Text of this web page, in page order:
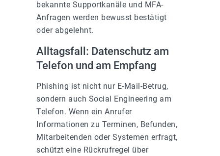
bekannte Supportkanäle und MFA-
Anfragen werden bewusst bestätigt
oder abgelehnt.
Alltagsfall: Datenschutz am
Telefon und am Empfang
Phishing ist nicht nur E-Mail-Betrug,
sondern auch Social Engineering am
Telefon. Wenn ein Anrufer
Informationen zu Terminen, Befunden,
Mitarbeitenden oder Systemen erfragt,
schützt eine Rückrufregel über